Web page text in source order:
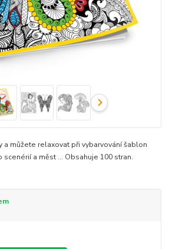
a můžete relaxovat při vybarvování šablon
scenérií a měst ... Obsahuje 100 stran.